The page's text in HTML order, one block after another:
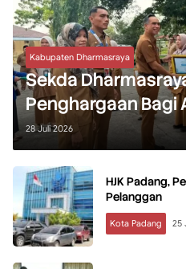
Kabupaten Dharmasraya
Sekda
Penghargaan Bagi
dan Apresiasi
28 Juli 2026
HJK Padang,
Pelanggan
Kota Padang 25